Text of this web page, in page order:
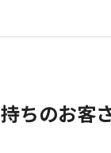
ちのお客